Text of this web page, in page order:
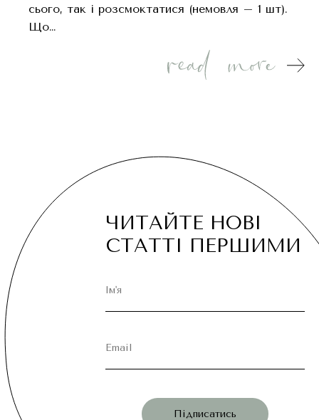
сього, так і розсмоктатися (немовля – 1 шт).
Що…
ЧИТАЙТЕ НОВІ
СТАТТІ ПЕРШИМИ